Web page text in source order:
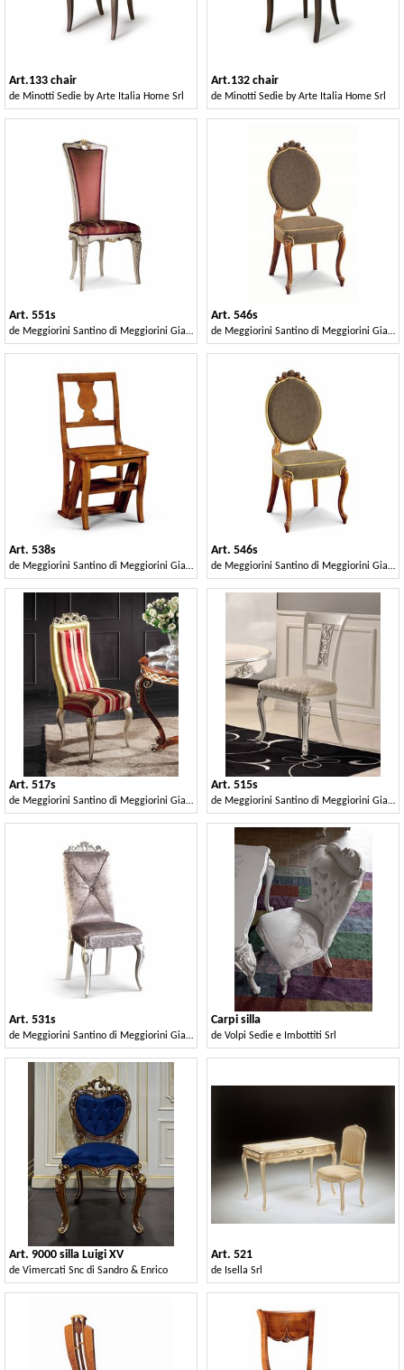
Art.133 chair
de Minotti Sedie by Arte Italia Home Srl
Art.132 chair
de Minotti Sedie by Arte Italia Home Srl
Art. 551s
de Meggiorini Santino di Meggiorini Giampietro e C. Snc
Art. 546s
de Meggiorini Santino di Meggiorini Giampietro e C. Snc
Art. 538s
de Meggiorini Santino di Meggiorini Giampietro e C. Snc
Art. 546s
de Meggiorini Santino di Meggiorini Giampietro e C. Snc
Art. 517s
de Meggiorini Santino di Meggiorini Giampietro e C. Snc
Art. 515s
de Meggiorini Santino di Meggiorini Giampietro e C. Snc
Art. 531s
de Meggiorini Santino di Meggiorini Giampietro e C. Snc
Carpi silla
de Volpi Sedie e Imbottiti Srl
Art. 9000 silla Luigi XV
de Vimercati Snc di Sandro & Enrico
Art. 521
de Isella Srl